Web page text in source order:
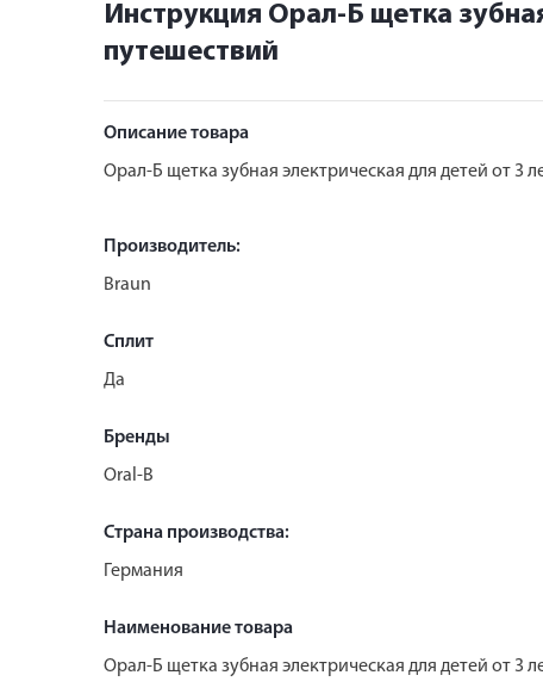
Инструкция Орал-Б щетка
путешествий
Описание товара
Орал-Б щетка зубная электрическая для детей от 3
Производитель:
Braun
Сплит
Да
Бренды
Oral-B
Страна производства:
Германия
Наименование товара
Орал-Б щетка зубная электрическая для детей от 3